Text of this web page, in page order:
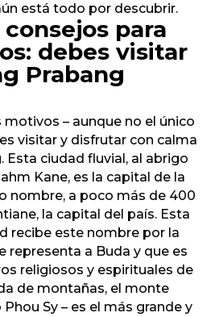
está todo por descubrir.
para
debes visitar
Prabang
– aunque no el único
visitar y disfrutar con calma
Esta ciudad fluvial, al abrigo
Kane, es la capital de la
nombre, a poco más de 400
la capital del país. Esta
recibe este nombre por la
representa a Buda y que es
religiosos y espirituales de
de montañas, el monte
Sy – es el más grande y